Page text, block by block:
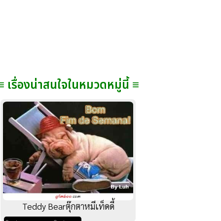
เรื่องน่าสนใจในหมวดหมู่นี้ ≡
Teddy Bearตุ๊กตาหมีเท็ดดี้